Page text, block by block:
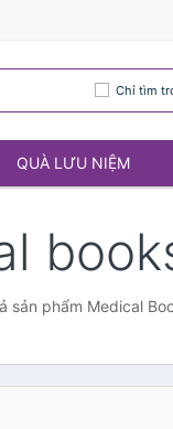
Chỉ tìm
QUÀ LƯU NIỆM
sản phẩm Medical